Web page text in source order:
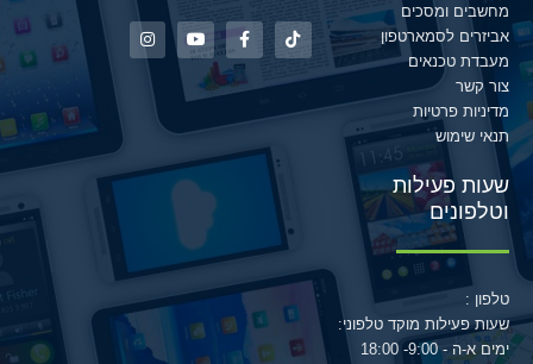
מחשבים ומסכים
אביזרים לסמארטפון
מעבדת טכנאים
צור קשר
מדיניות פרטיות
תנאי שימוש
שעות פעילות
וטלפונים
טלפון :
שעות פעילות מוקד טלפוני:
ימים א-ה - 9:00- 18:00